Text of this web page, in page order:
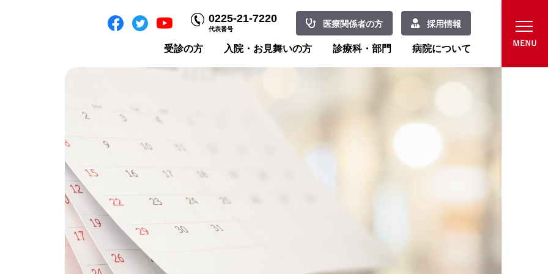
0225-21-7220
代表番号
医療関係者の方 採用情報
受診の方 入院・お見舞いの方 診療科・部門 病院について